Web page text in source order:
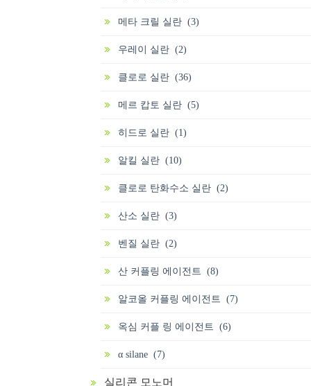
메타 크릴 실란 (3)
우레이 실란 (2)
클로로 실란 (36)
메르 캅토 실란 (5)
히드로 실란 (1)
알킬 실란 (10)
클로로 탄화수소 실란 (2)
산소 실란 (3)
벤질 실란 (2)
산 커플링 에이전트 (8)
알코올 커플링 에이전트 (7)
옥심 커플 링 에이전트 (6)
α silane (7)
실리콘 모노머